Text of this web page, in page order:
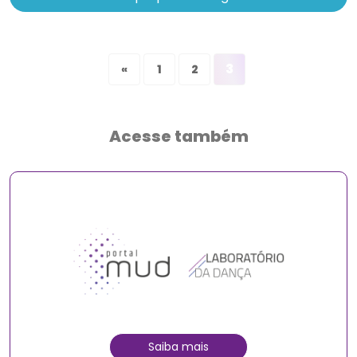
« 1 2
Acesse também
Saiba mais